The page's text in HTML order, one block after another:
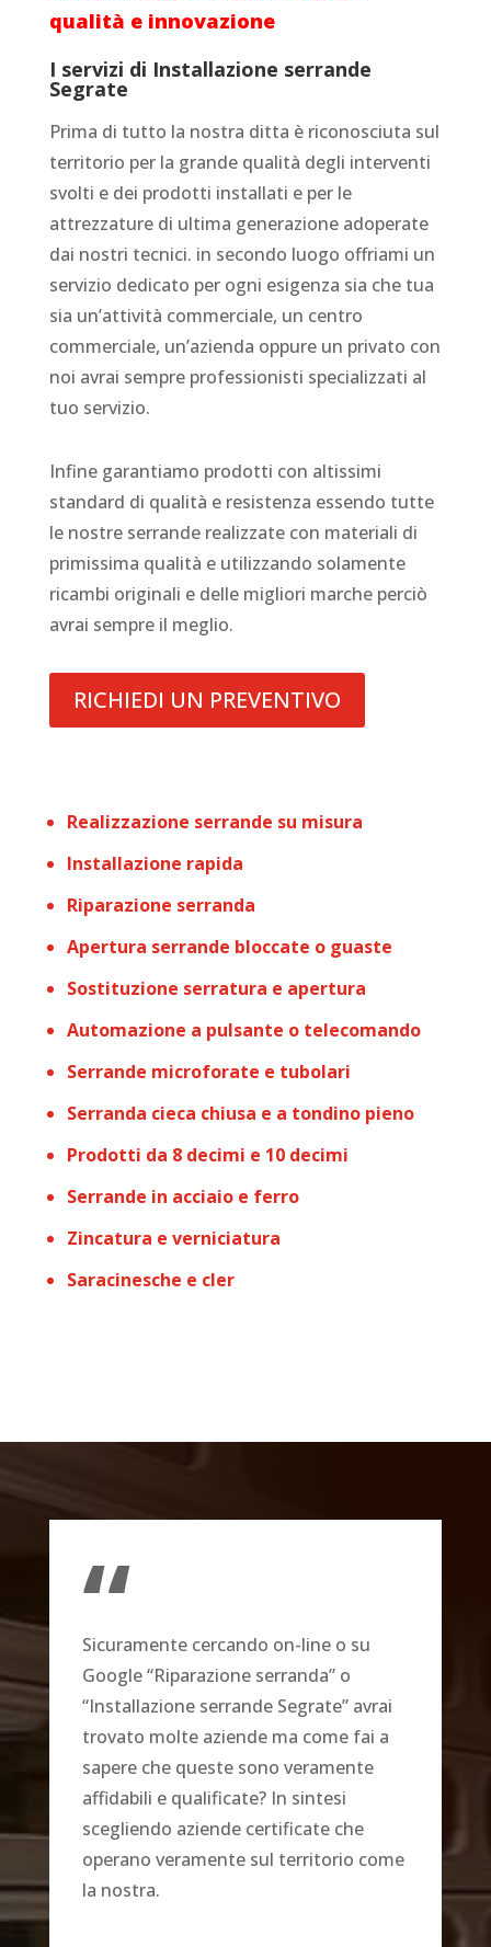
qualità e innovazione
I servizi di Installazione serrande
Segrate
Prima di tutto la nostra ditta è riconosciuta sul
territorio per la grande qualità degli interventi
svolti e dei prodotti installati e per le
attrezzature di ultima generazione adoperate
dai nostri tecnici. in secondo luogo offriami un
servizio dedicato per ogni esigenza sia che tua
sia un’attività commerciale, un centro
commerciale, un’azienda oppure un privato con
noi avrai sempre professionisti specializzati al
tuo servizio.
Infine garantiamo prodotti con altissimi
standard di qualità e resistenza essendo tutte
le nostre serrande realizzate con materiali di
primissima qualità e utilizzando solamente
ricambi originali e delle migliori marche perciò
avrai sempre il meglio.
RICHIEDI UN PREVENTIVO
Realizzazione serrande su misura
Installazione rapida
Riparazione serranda
Apertura serrande bloccate o guaste
Sostituzione serratura e apertura
Automazione a pulsante o telecomando
Serrande microforate e tubolari
Serranda cieca chiusa e a tondino pieno
Prodotti da 8 decimi e 10 decimi
Serrande in acciaio e ferro
Zincatura e verniciatura
Saracinesche e cler
“
Sicuramente cercando on-line o su
Google “Riparazione serranda” o
“Installazione serrande Segrate” avrai
trovato molte aziende ma come fai a
sapere che queste sono veramente
affidabili e qualificate? In sintesi
scegliendo aziende certificate che
operano veramente sul territorio come
la nostra.